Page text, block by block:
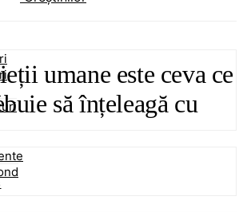
umane este ceva ce
să înțeleagă cu